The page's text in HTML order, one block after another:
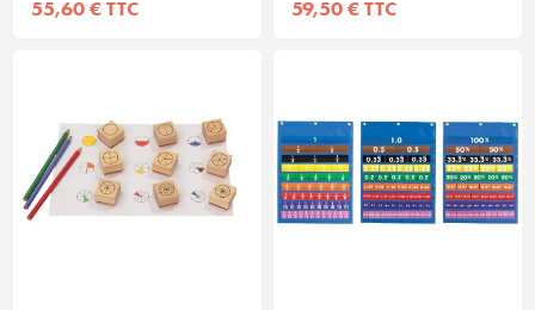
55,60 € TTC 59,50 € TTC